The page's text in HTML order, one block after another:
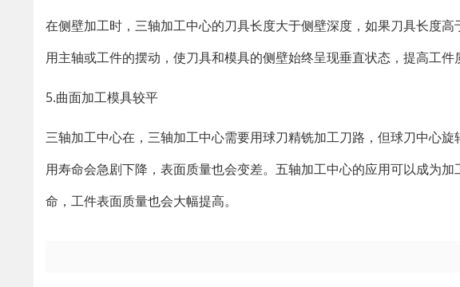
在侧壁加工时，三轴加工中心的刀具长度大于侧壁深度，如果刀具长度
用主轴或工件的摆动，使刀具和模具的侧壁始终呈现垂直状态，提高工件
5.曲面加工模具较平
三轴加工中心在，三轴加工中心需要用球刀精铣加工刀路，但球刀中心
用寿命会急剧下降，表面质量也会变差。五轴加工中心的应用可以成为
命，工件表面质量也会大幅提高。